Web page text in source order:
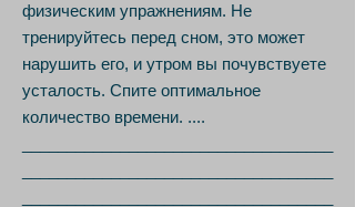
физическим упражнениям. Не
тренируйтесь перед сном, это может
нарушить его, и утром вы почувствуете
усталость. Спите оптимальное
количество времени. ....